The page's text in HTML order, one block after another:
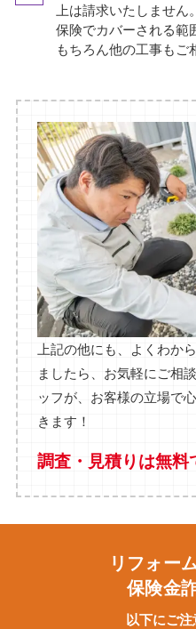
上は請求いたしません。
保険でカバーされる範
もちろん他の工事もご
上記の他にも、よくわか
ましたら、お気軽にご相
ッフが、お客様の立場で
きます！
調査・見積りは無料
リフォー
保険金
以下にご注